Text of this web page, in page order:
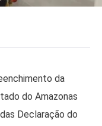
da
do Amazonas
Declaração do